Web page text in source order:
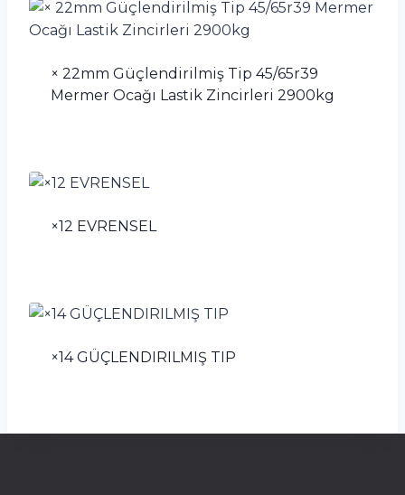
× 22mm Güçlendirilmiş Tip 45/65r39
Mermer Ocağı Lastik Zincirleri 2900kg
×12 EVRENSEL
×14 GÜÇLENDIRILMIŞ TIP